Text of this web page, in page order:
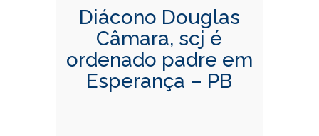
Diácono Douglas
Câmara, scj é
ordenado padre em
Esperança – PB